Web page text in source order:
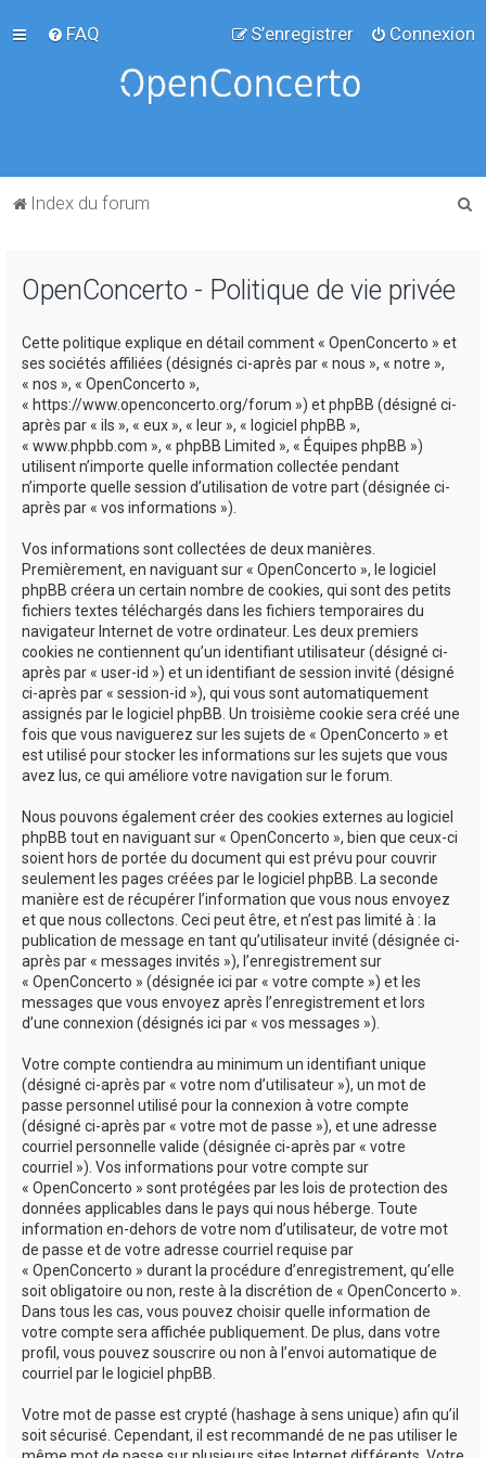
FAQ Connexion
S’enregistrer
Index du forum
OpenConcerto - Politique de vie privée
Cette politique explique en détail comment « OpenConcerto » et
ses sociétés affiliées (désignés ci-après par « nous », « notre »,
« nos », « OpenConcerto »,
« https://www.openconcerto.org/forum ») et phpBB (désigné ci-
après par « ils », « eux », « leur », « logiciel phpBB »,
« www.phpbb.com », « phpBB Limited », « Équipes phpBB »)
utilisent n’importe quelle information collectée pendant
n’importe quelle session d’utilisation de votre part (désignée ci-
après par « vos informations »).
Vos informations sont collectées de deux manières.
Premièrement, en naviguant sur « OpenConcerto », le logiciel
phpBB créera un certain nombre de cookies, qui sont des petits
fichiers textes téléchargés dans les fichiers temporaires du
navigateur Internet de votre ordinateur. Les deux premiers
cookies ne contiennent qu’un identifiant utilisateur (désigné ci-
après par « user-id ») et un identifiant de session invité (désigné
ci-après par « session-id »), qui vous sont automatiquement
assignés par le logiciel phpBB. Un troisième cookie sera créé une
fois que vous naviguerez sur les sujets de « OpenConcerto » et
est utilisé pour stocker les informations sur les sujets que vous
avez lus, ce qui améliore votre navigation sur le forum.
Nous pouvons également créer des cookies externes au logiciel
phpBB tout en naviguant sur « OpenConcerto », bien que ceux-ci
soient hors de portée du document qui est prévu pour couvrir
seulement les pages créées par le logiciel phpBB. La seconde
manière est de récupérer l’information que vous nous envoyez
et que nous collectons. Ceci peut être, et n’est pas limité à : la
publication de message en tant qu’utilisateur invité (désignée ci-
après par « messages invités »), l’enregistrement sur
« OpenConcerto » (désignée ici par « votre compte ») et les
messages que vous envoyez après l’enregistrement et lors
d’une connexion (désignés ici par « vos messages »).
Votre compte contiendra au minimum un identifiant unique
(désigné ci-après par « votre nom d’utilisateur »), un mot de
passe personnel utilisé pour la connexion à votre compte
(désigné ci-après par « votre mot de passe »), et une adresse
courriel personnelle valide (désignée ci-après par « votre
courriel »). Vos informations pour votre compte sur
« OpenConcerto » sont protégées par les lois de protection des
données applicables dans le pays qui nous héberge. Toute
information en-dehors de votre nom d’utilisateur, de votre mot
de passe et de votre adresse courriel requise par
« OpenConcerto » durant la procédure d’enregistrement, qu’elle
soit obligatoire ou non, reste à la discrétion de « OpenConcerto ».
Dans tous les cas, vous pouvez choisir quelle information de
votre compte sera affichée publiquement. De plus, dans votre
profil, vous pouvez souscrire ou non à l’envoi automatique de
courriel par le logiciel phpBB.
Votre mot de passe est crypté (hashage à sens unique) afin qu’il
soit sécurisé. Cependant, il est recommandé de ne pas utiliser le